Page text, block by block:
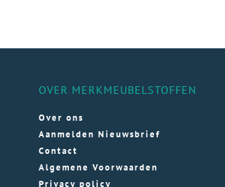
OVER MERKMEUBELSTOFFEN
Over ons
Aanmelden Nieuwsbrief
Contact
Algemene Voorwaarden
Privacy policy